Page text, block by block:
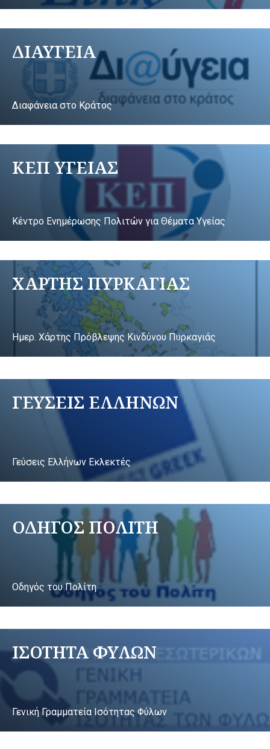
ΔΙΑΥΓΕΙΑ
Διαφάνεια στο Κράτος
ΚΕΠ ΥΓΕΙΑΣ
Κέντρο Ενημέρωσης Πολιτών για Θέματα Υγείας
ΧΑΡΤΗΣ ΠΥΡΚΑΓΙΑΣ
Ημερ. Χάρτης Πρόβλεψης Κινδύνου Πυρκαγιάς
ΓΕΥΣΕΙΣ ΕΛΛΗΝΩΝ
Γεύσεις Ελλήνων Εκλεκτές
ΟΔΗΓΟΣ ΠΟΛΙΤΗ
Οδηγός του Πολίτη
ΙΣΟΤΗΤΑ ΦΥΛΩΝ
Γενική Γραμματεία Ισότητας Φύλων